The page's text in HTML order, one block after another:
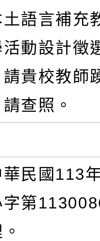
語言補充
活動設計徵
貴校教師
查照。
華民國113
字第